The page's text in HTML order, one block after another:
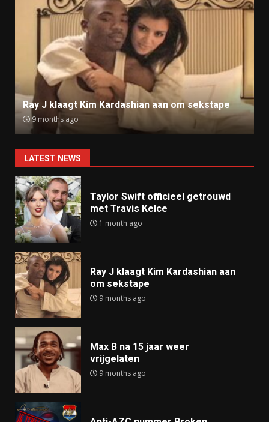
Ray J klaagt Kim Kardashian aan om sekstape
9 months ago
LATEST NEWS
Taylor Swift officieel getrouwd
met Travis Kelce
1 month ago
Ray J klaagt Kim Kardashian aan
om sekstape
9 months ago
Max B na 15 jaar weer
vrijgelaten
9 months ago